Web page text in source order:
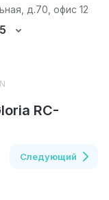
д.70, офис 12
RC-
Следующий